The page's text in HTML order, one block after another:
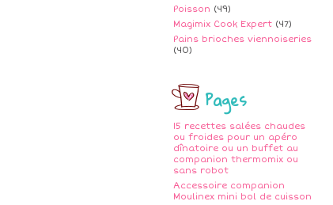
Poisson (49)
Magimix Cook Expert (47)
Pains brioches viennoiseries
(40)
Pages
15 recettes salées chaudes
ou froides pour un apéro
dînatoire ou un buffet au
companion thermomix ou
sans robot
Accessoire companion
Moulinex mini bol de cuisson